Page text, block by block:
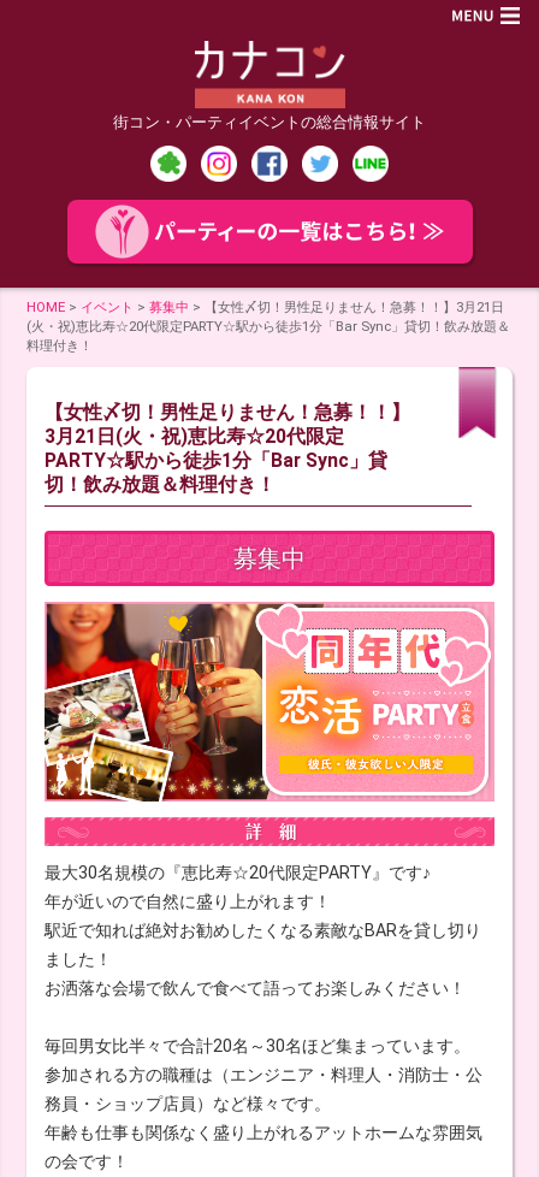
街コン・パーティイベントの総合情報サイト
HOME > イベント >募集中 >
【女性〆切！男性足りません！急募！！】3月21日
(火・祝)恵比寿☆20代限定PARTY☆駅から徒歩1分「Bar Sync」貸切！飲み放題＆
料理付き！
【女性〆切！男性足りません！急募！！】
3月21日(火・祝)恵比寿☆20代限定
PARTY☆駅から徒歩1分「Bar Sync」貸
切！飲み放題＆料理付き！
募集中
最大30名規模の『恵比寿☆20代限定PARTY』です♪
年が近いので自然に盛り上がれます！
駅近で知れば絶対お勧めしたくなる素敵なBARを貸し切り
ました！
お洒落な会場で飲んで食べて語ってお楽しみください！
毎回男女比半々で合計20名～30名ほど集まっています。
参加される方の職種は（エンジニア・料理人・消防士・公
務員・ショップ店員）など様々です。
年齢も仕事も関係なく盛り上がれるアットホームな雰囲気
の会です！